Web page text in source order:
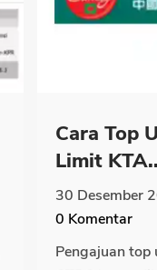
Cara Top
Limit
30 Desember
0 Komentar
Pengajuan top